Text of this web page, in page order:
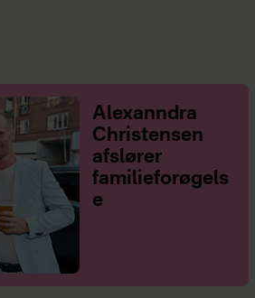
Alexanndra
Christensen
afslører
familieforøgels
e